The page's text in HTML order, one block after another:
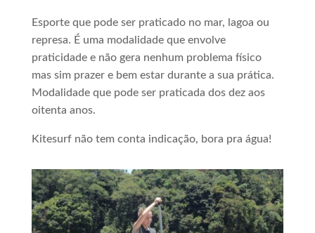
Esporte que pode ser praticado no mar, lagoa ou
represa. É uma modalidade que envolve
praticidade e não gera nenhum problema físico
mas sim prazer e bem estar durante a sua prática.
Modalidade que pode ser praticada dos dez aos
oitenta anos.
Kitesurf não tem conta indicação, bora pra água!